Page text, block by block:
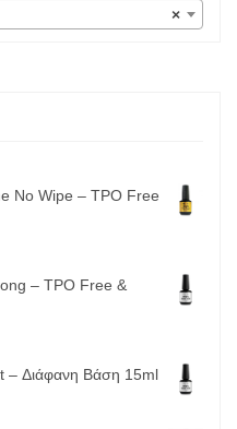
×
No Wipe – TPO Free
– TPO Free &
– Διάφανη Βάση 15ml